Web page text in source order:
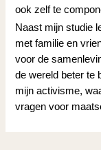
ook zelf te
Naast mijn studie
met familie en
voor de
de wereld beter te
mijn activisme,
vragen voor